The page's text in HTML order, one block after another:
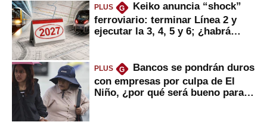
PLUS G
Keiko anuncia “shock”
ferroviario: terminar Línea 2 y
ejecutar la 3, 4, 5 y 6; ¿habrá
PLUS G
Bancos se pondrán duros
con empresas por culpa de El
Niño, ¿por qué será bueno para